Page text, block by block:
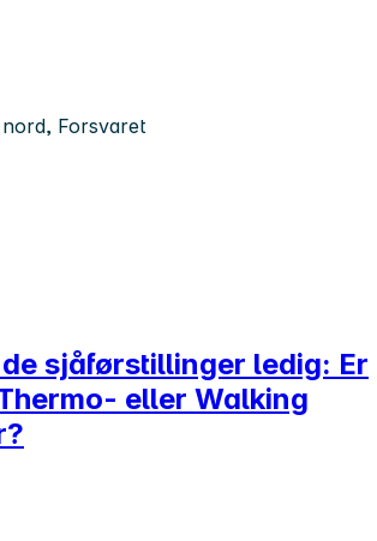
Forsvaret
sjåførstillinger ledig: Er
eller Walking